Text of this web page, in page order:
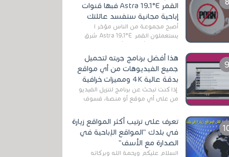
القمر Astra 19.1°E فبها قنوات
إباحية مجانية ستفسد عائلتك
أصبح مجموعة من الناس مؤخر ا
يستعملون القمر Astra 19.1°E شرق
وذلك بسبب أن هذا الأخير يتوفرعلى
قنوات مميزة جدا تنقل العديد من البرامج
اله...
هذا أفضل برنامج جربته لتحميل
جميع الفيديوهات من أي مواقع
بدقة عالية 4K ومميزات خرافية
إذا كنت تبحث عن برنامج لتنزيل الفيديو
من على أي موقع أو منصة، فسوف
الخاصة بالبرامج والتطبيقات في هذا
المج...
تعرف على ترتيب أكثر المواقع زيارة
في بلدك "المواقع الإباحية في
الصدارة مع الأسف"
السلام عليكم ورحمة الله وبركاته